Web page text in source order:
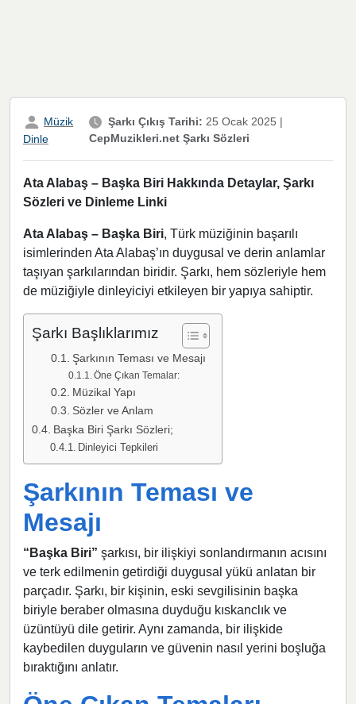
Müzik
Dinle
Şarkı Çıkış Tarihi: 25 Ocak 2025 |
CepMuzikleri.net Şarkı Sözleri
Ata Alabaş – Başka Biri Hakkında Detaylar, Şarkı
Sözleri ve Dinleme Linki
Ata Alabaş – Başka Biri, Türk müziğinin başarılı
isimlerinden Ata Alabaş’ın duygusal ve derin anlamlar
taşıyan şarkılarından biridir. Şarkı, hem sözleriyle hem
de müziğiyle dinleyiciyi etkileyen bir yapıya sahiptir.
Şarkı Başlıklarımız
Şarkının Teması ve Mesajı
Öne Çıkan Temalar:
Müzikal Yapı
Sözler ve Anlam
Başka Biri Şarkı Sözleri;
Dinleyici Tepkileri
Şarkının Teması ve
Mesajı
“Başka Biri” şarkısı, bir ilişkiyi sonlandırmanın acısını
ve terk edilmenin getirdiği duygusal yükü anlatan bir
parçadır. Şarkı, bir kişinin, eski sevgilisinin başka
biriyle beraber olmasına duyduğu kıskanclık ve
üzüntüyü dile getirir. Aynı zamanda, bir ilişkide
kaybedilen duyguların ve güvenin nasıl yerini boşluğa
bıraktığını anlatır.